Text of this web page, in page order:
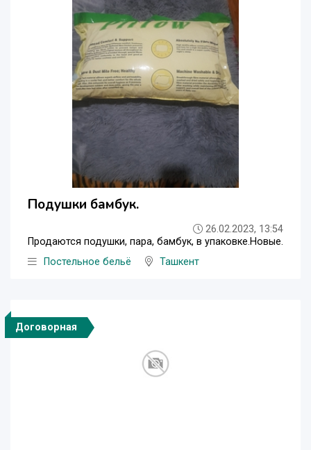
Подушки бамбук.
26.02.2023, 13:54
Продаются подушки, пара, бамбук, в упаковке.Новые.
Постельное бельё
Ташкент
Договорная